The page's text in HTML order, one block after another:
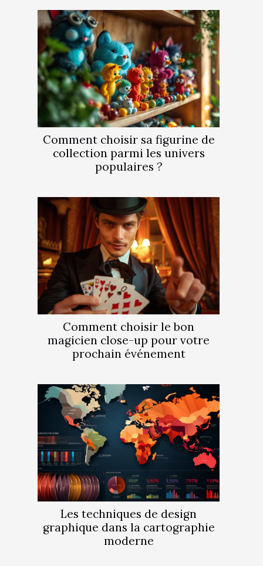
Comment choisir sa figurine de
collection parmi les univers
populaires ?
Comment choisir le bon
magicien close-up pour votre
prochain événement
Les techniques de design
graphique dans la cartographie
moderne